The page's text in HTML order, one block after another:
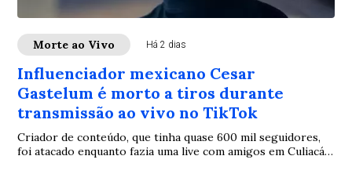
Morte ao Vivo Há 2 dias
Influenciador mexicano Cesar
Gastelum é morto a tiros durante
transmissão ao vivo no TikTok
Criador de conteúdo, que tinha quase 600 mil seguidores,
foi atacado enquanto fazia uma live com amigos em Culiacán,